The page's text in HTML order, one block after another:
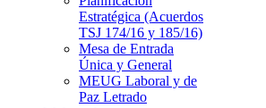
Estratégica (Acuerdos
TSJ 174/16 y 185/16)
Mesa de Entrada
Única y General
MEUG Laboral y de
Paz Letrado